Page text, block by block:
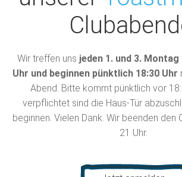
Wir treffen uns jeden 1. und 3.
Uhr und beginnen pünktlich 18:30 Uhr
Abend. Bitte kommt pünktlich vor
verpflichtet sind die Haus-Tür
beginnen. Vielen Dank. Wir beenden den
21 Uhr.